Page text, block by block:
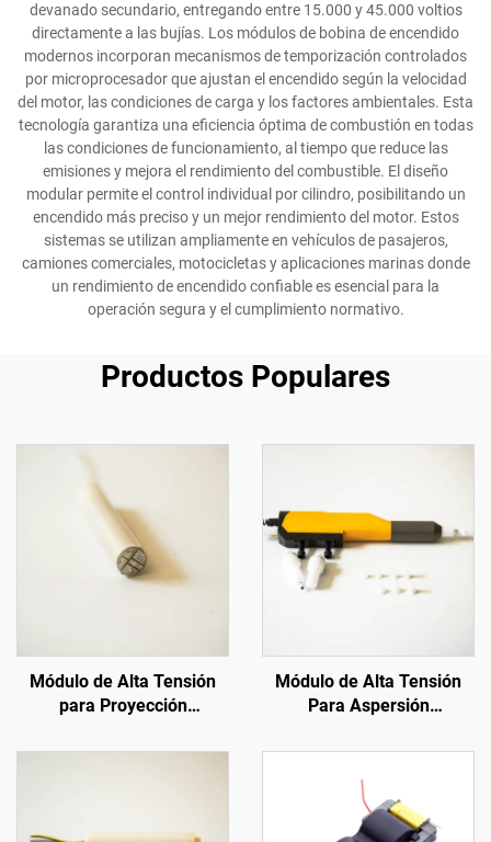
devanado secundario, entregando entre 15.000 y 45.000 voltios
directamente a las bujías. Los módulos de bobina de encendido
modernos incorporan mecanismos de temporización controlados
por microprocesador que ajustan el encendido según la velocidad
del motor, las condiciones de carga y los factores ambientales. Esta
tecnología garantiza una eficiencia óptima de combustión en todas
las condiciones de funcionamiento, al tiempo que reduce las
emisiones y mejora el rendimiento del combustible. El diseño
modular permite el control individual por cilindro, posibilitando un
encendido más preciso y un mejor rendimiento del motor. Estos
sistemas se utilizan ampliamente en vehículos de pasajeros,
camiones comerciales, motocicletas y aplicaciones marinas donde
un rendimiento de encendido confiable es esencial para la
operación segura y el cumplimiento normativo.
Productos Populares
Módulo de Alta Tensión
para Proyección
Módulo de Alta Tensión
Para Aspersión